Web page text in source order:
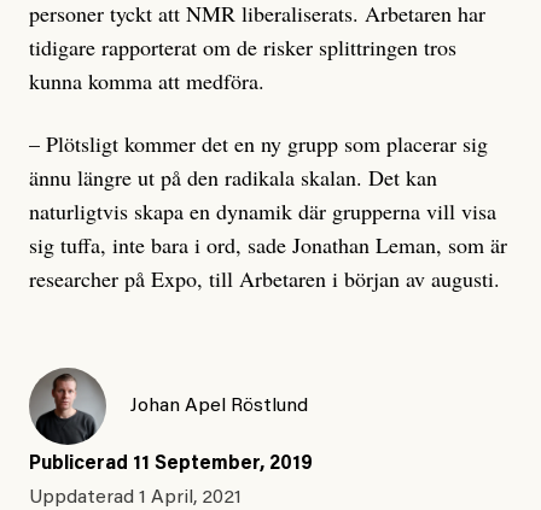
personer tyckt att NMR liberaliserats. Arbetaren har
tidigare rapporterat om de risker splittringen tros
kunna komma att medföra.
– Plötsligt kommer det en ny grupp som placerar sig
ännu längre ut på den radikala skalan. Det kan
naturligtvis skapa en dynamik där grupperna vill visa
sig tuffa, inte bara i ord, sade Jonathan Leman, som är
researcher på Expo, till Arbetaren i början av augusti.
Johan Apel Röstlund
Publicerad 11 September, 2019
Uppdaterad 1 April, 2021